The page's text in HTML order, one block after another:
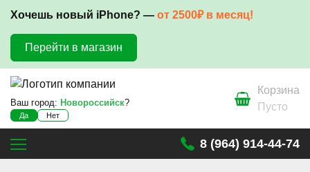
Хочешь новый iPhone? — от 2500₽ в месяц!
Перейти в магазин
Ваш город: Новороссийск?
Да Нет
Корзина
Пусто
8 (964) 914-44-74